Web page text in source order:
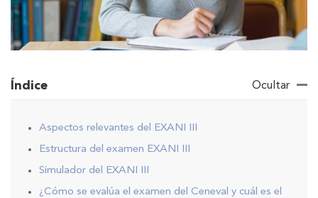
Índice Ocultar
Aspectos relevantes del EXANI III
Estructura del examen EXANI III
Simulador del EXANI III
¿Cómo se evalúa el examen del Ceneval y cuál es el